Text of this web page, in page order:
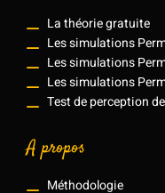
La théorie gratuite
Les simulations
Les simulations
Les simulations
Test de perception
A propos
Méthodologie